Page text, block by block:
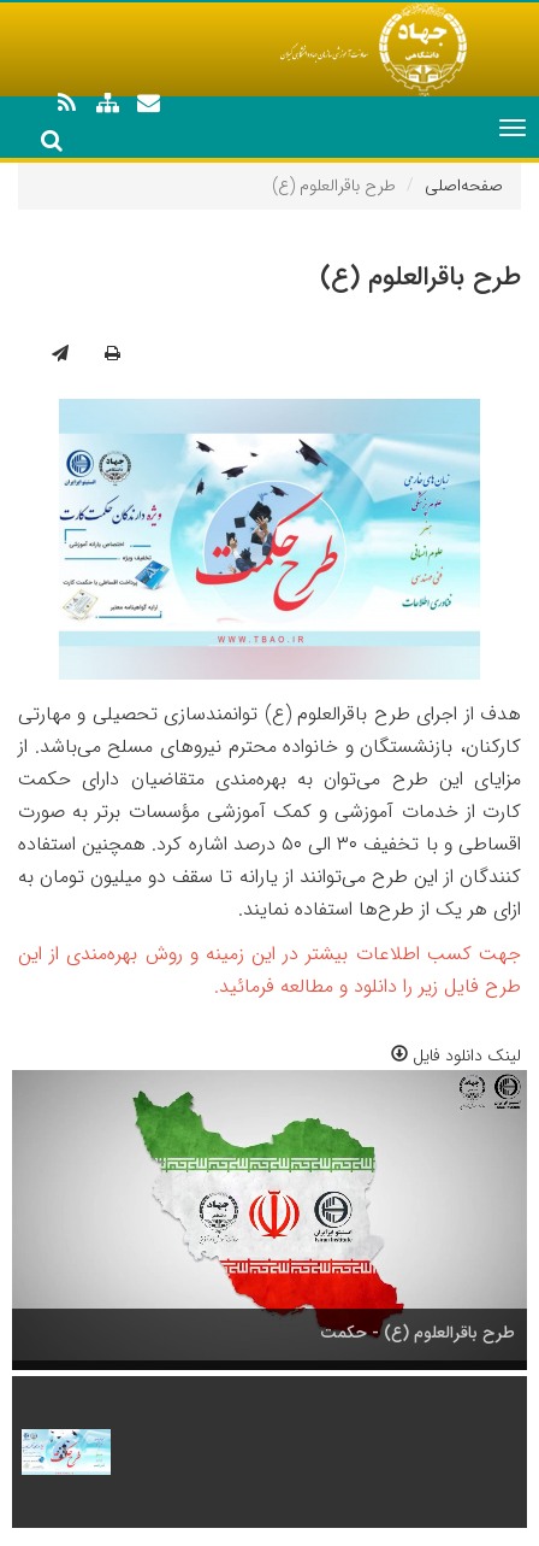
Toggle
navigation
صفحه‌اصلی
طرح باقرالعلوم (ع)
طرح باقرالعلوم (ع)
هدف از اجرای طرح باقرالعلوم (ع) توانمندسازی تحصیلی و مهارتی
کارکنان، بازنشستگان و خانواده محترم نیروهای مسلح می‌باشد. از
مزایای این طرح می‌توان به بهره‌مندی متقاضیان دارای حکمت
کارت از خدمات آموزشی و کمک آموزشی مؤسسات برتر به صورت
اقساطی و با تخفیف ۳۰ الی ۵۰ درصد اشاره کرد. همچنین استفاده
کنندگان از این طرح می‌توانند از یارانه تا سقف دو میلیون تومان به
ازای هر یک از طرح‌ها استفاده نمایند.
جهت کسب اطلاعات بیشتر در این زمینه و روش بهره‌مندی از این
طرح فایل زیر را دانلود و مطالعه فرمائید.
لینک دانلود فایل
طرح باقرالعلوم (ع) - حکمت